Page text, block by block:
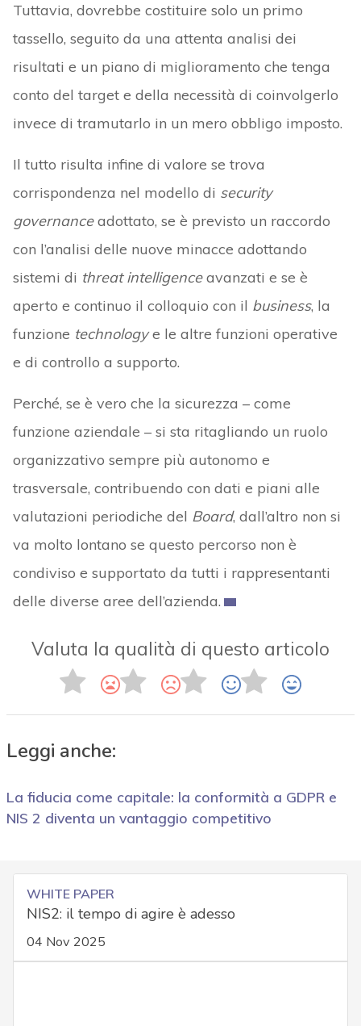
Tuttavia, dovrebbe costituire solo un primo
tassello, seguito da una attenta analisi dei
risultati e un piano di miglioramento che tenga
conto del target e della necessità di coinvolgerlo
invece di tramutarlo in un mero obbligo imposto.
Il tutto risulta infine di valore se trova
corrispondenza nel modello di security
governanceadottato, se è previsto un raccordo
con l’analisi delle nuove minacce adottando
sistemi di threat intelligenceavanzati e se è
aperto e continuo il colloquio con il business, la
funzione technologye le altre funzioni operative
e di controllo a supporto.
Perché, se è vero che la sicurezza – come
funzione aziendale – si sta ritagliando un ruolo
organizzativo sempre più autonomo e
trasversale, contribuendo con dati e piani alle
valutazioni periodiche del Board, dall’altro non si
va molto lontano se questo percorso non è
condiviso e supportato da tutti i rappresentanti
delle diverse aree dell’azienda.
Valuta la qualità di questo articolo
Leggi anche:
La fiducia come capitale: la conformità a GDPR e
NIS 2 diventa un vantaggio competitivo
WHITE PAPER
NIS2: il tempo di agire è adesso
04 Nov 2025